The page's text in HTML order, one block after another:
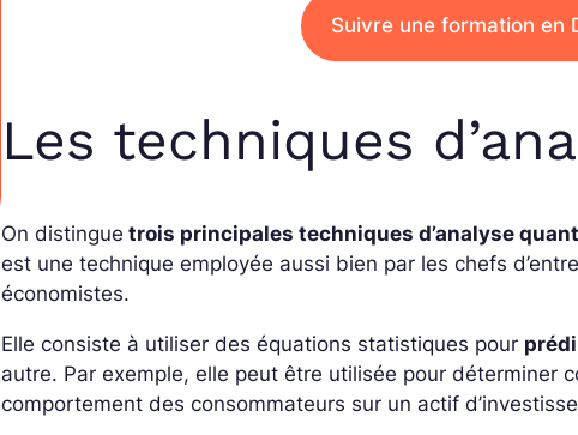
Suivre une formation en
Les techniques
On distingue trois principales techniques d’analyse
est une technique employée aussi bien par les chefs
économistes.
Elle consiste à utiliser des équations statistiques pour
autre. Par exemple, elle peut être utilisée pour déterminer
comportement des consommateurs sur un actif